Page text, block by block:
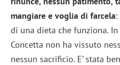
mangiare e voglia di farcela
di una dieta che funziona.
Concetta non ha vissuto
nessun sacrificio. E’ stata